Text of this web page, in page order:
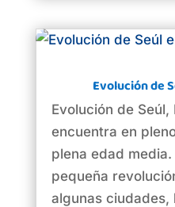
Evolución de
Evolución de Seúl,
encuentra en
plena edad
pequeña
algunas ciudades,